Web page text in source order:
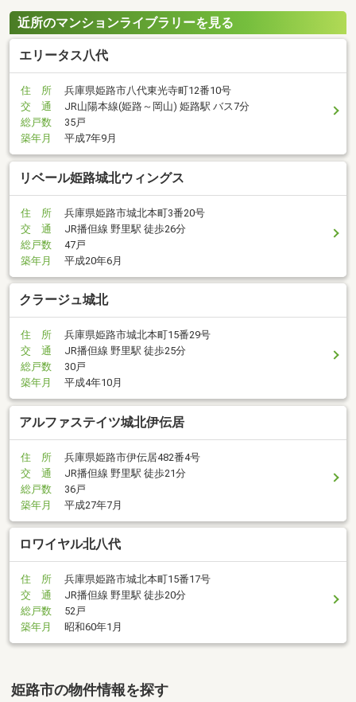
近所のマンションライブラリーを見る
エリータス八代
住 所
兵庫県姫路市八代東光寺町12番10号
交 通
JR山陽本線(姫路～岡山) 姫路駅 バス7分
総戸数
35戸
築年月
平成7年9月
リベール姫路城北ウィングス
住 所
兵庫県姫路市城北本町3番20号
交 通
JR播但線 野里駅 徒歩26分
総戸数
47戸
築年月
平成20年6月
クラージュ城北
住 所
兵庫県姫路市城北本町15番29号
交 通
JR播但線 野里駅 徒歩25分
総戸数
30戸
築年月
平成4年10月
アルファステイツ城北伊伝居
住 所
兵庫県姫路市伊伝居482番4号
交 通
JR播但線 野里駅 徒歩21分
総戸数
36戸
築年月
平成27年7月
ロワイヤル北八代
住 所
兵庫県姫路市城北本町15番17号
交 通
JR播但線 野里駅 徒歩20分
総戸数
52戸
築年月
昭和60年1月
姫路市の物件情報を探す